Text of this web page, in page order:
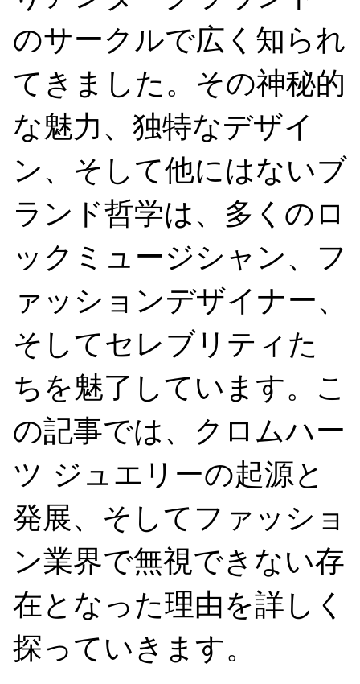
のサークルで広く知られ
てきました。その神秘的
な魅力、独特なデザイ
ン、そして他にはないブ
ランド哲学は、多くのロ
ックミュージシャン、フ
ァッションデザイナー、
そしてセレブリティた
ちを魅了しています。こ
の記事では、クロムハー
ツ ジュエリーの起源と
発展、そしてファッショ
ン業界で無視できない存
在となった理由を詳しく
探っていきます。